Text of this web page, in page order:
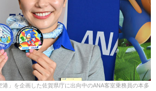
港」を企画した佐賀県庁に出向中のANA客室乗務員の本多